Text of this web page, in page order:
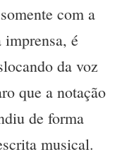
com a
imprensa, é
da voz
que a notação
de forma
musical.